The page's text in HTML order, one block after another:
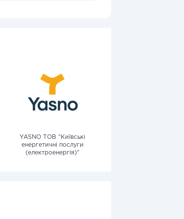
YASNO ТОВ "Київські
енергетичні послуги
(електроенергія)"